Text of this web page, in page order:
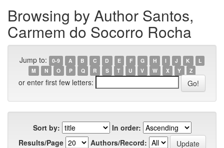
Browsing by Author Santos,
Carmem do Socorro Rocha
Jump to: 0-9 A B C D E F G H I J K
L
M
N O P Q R S T U V W X Y Z
or enter first few letters:
Sort by:
In order:
Results/Page
Authors/Record: